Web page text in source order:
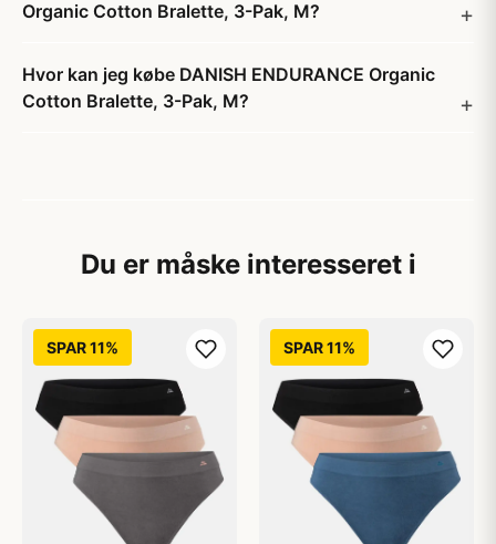
Organic Cotton Bralette, 3-Pak, M?
Hvor kan jeg købe DANISH ENDURANCE Organic
Cotton Bralette, 3-Pak, M?
Du er måske interesseret i
SPAR 11% SPAR 11%